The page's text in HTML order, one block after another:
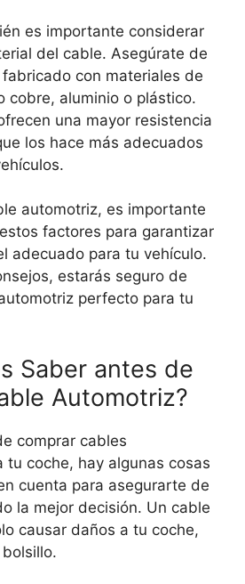
es importante considerar
del cable. Asegúrate de
con materiales de
cobre, aluminio o plástico.
una mayor resistencia
los hace más adecuados
automotriz, es importante
factores para garantizar
adecuado para tu vehículo.
estarás seguro de
perfecto para tu
Saber antes de
Automotriz?
comprar cables
tu coche, hay algunas cosas
cuenta para asegurarte de
la mejor decisión. Un cable
causar daños a tu coche,